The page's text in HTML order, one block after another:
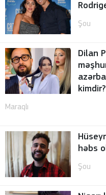
Şou
Dilan
kimdir?
Maraqlı
həbs
Şou